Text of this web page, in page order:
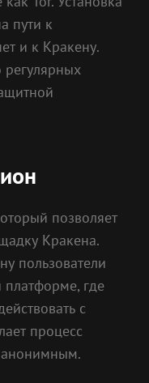
пути к
и к Кракену.
позволяет
Кракена.
пользователи
где
с
процесс